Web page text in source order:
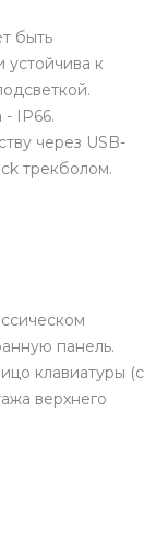
быть
устойчива к
- IP66.
через USB-
трекболом.
панель.
клавиатуры (с
верхнего